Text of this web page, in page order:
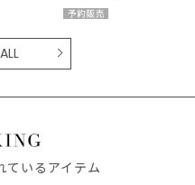
ているアイテム